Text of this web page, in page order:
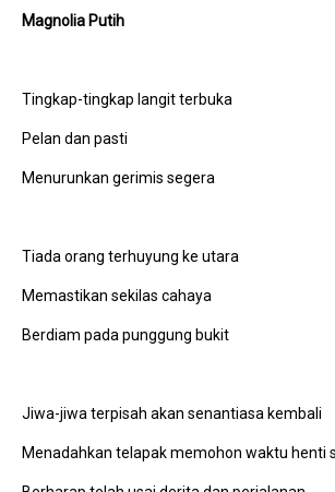
Magnolia Putih
Tingkap-tingkap langit terbuka
Pelan dan pasti
Menurunkan gerimis segera
Tiada orang terhuyung ke utara
Memastikan sekilas cahaya
Berdiam pada punggung bukit
Jiwa-jiwa terpisah akan senantiasa kembali
Menadahkan telapak memohon waktu henti